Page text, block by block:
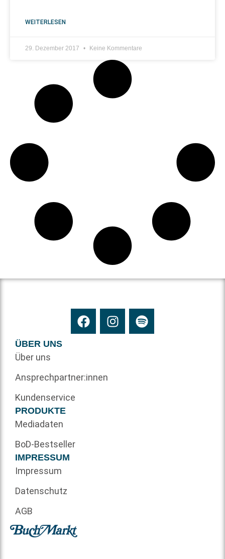
WEITERLESEN
29. Dezember 2017 Keine Kommentare
ÜBER UNS
Über uns
Ansprechpartner:innen
Kundenservice
PRODUKTE
Mediadaten
BoD-Bestseller
IMPRESSUM
Impressum
Datenschutz
AGB